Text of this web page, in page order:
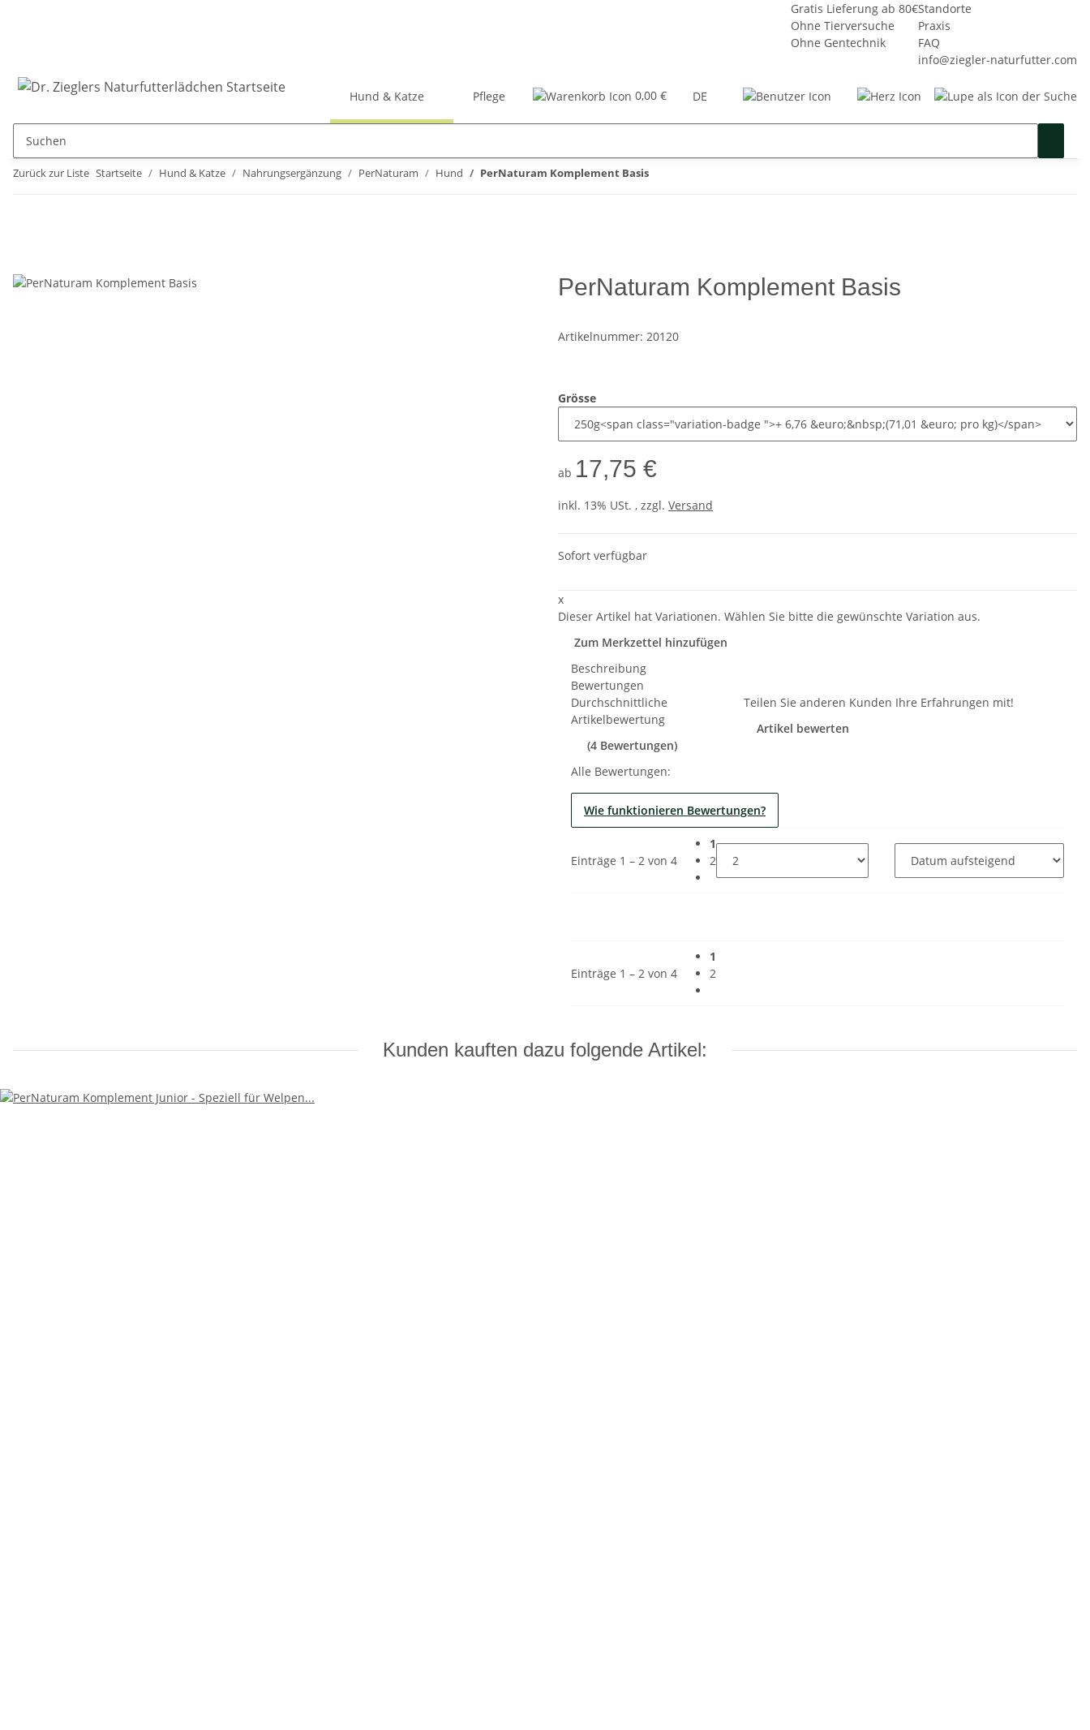
Gratis Lieferung ab 80€
Ohne Tierversuche
Ohne Gentechnik
Standorte
Praxis
FAQ
info@ziegler-naturfutter.com
0,00 € DE
Hund & Katze Pflege Zubehör Bücher Seminare Gutschein SALE %
Zurück zur Liste Startseite Hund & Katze Nahrungsergänzung PerNaturam Hund PerNaturam Komplement Basis
PerNaturam Komplement Basis
Artikelnummer: 20120
Grösse
ab 17,75 €
inkl. 13% USt. , zzgl. Versand
Sofort verfügbar
x
Dieser Artikel hat Variationen. Wählen Sie bitte die gewünschte Variation aus.
Zum Merkzettel hinzufügen
Beschreibung
Bewertungen
Durchschnittliche
Artikelbewertung
(4 Bewertungen)
Teilen Sie anderen Kunden Ihre Erfahrungen mit!
Artikel bewerten
Alle Bewertungen:
Wie funktionieren Bewertungen?
Einträge 1 – 2 von 4
1
2
Einträge 1 – 2 von 4
1
2
Kunden kauften dazu folgende Artikel: